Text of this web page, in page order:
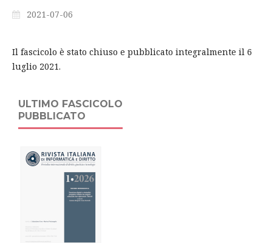
2021-07-06
Il fascicolo è stato chiuso e pubblicato integralmente il 6
luglio 2021.
ULTIMO FASCICOLO
PUBBLICATO